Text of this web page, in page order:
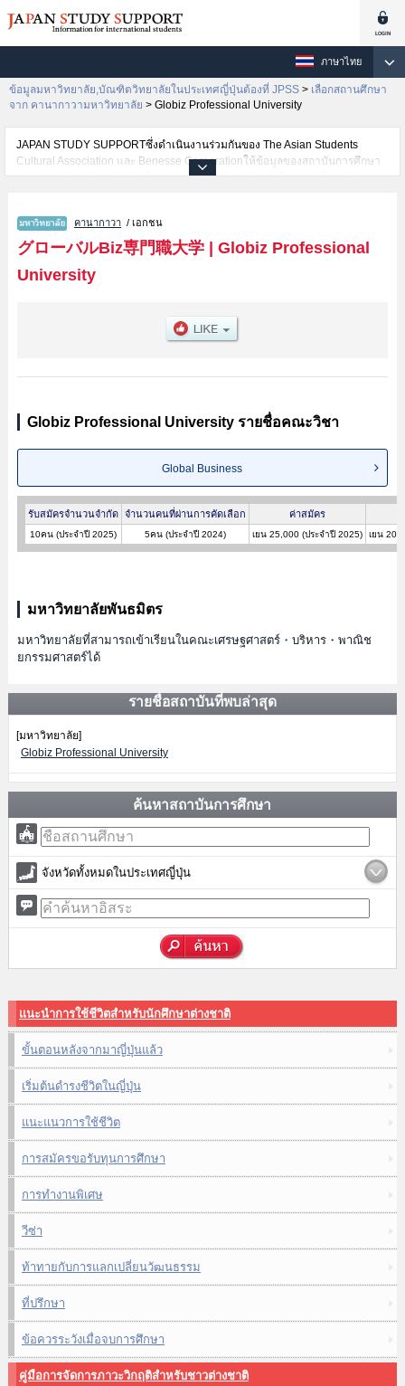
ภาษาไทย
ข้อมูลมหาวิทยาลัย,บัณฑิตวิทยาลัยในประเทศญี่ปุ่นต้องที่ JPSS > เลือกสถานศึกษา
จาก คานากาวามหาวิทยาลัย > Globiz Professional University
JAPAN STUDY SUPPORTซึ่งดำเนินงานร่วมกันของ The Asian Students
Cultural Association และ Benesse Corporationให้ข้อมูลของสถาบันการศึกษา
ระดับมหาวิทยาลัย・บัณฑิตวิทยาลัย・วิทยาลัยระดับอนุปริญญา・วิทยาลัย
นักศึกษาต่างชาติเช่นข้อมูลของแต่ละคณะ,ข้อมูลการสอบคัดเลือกเข้าศึกษาเช่น
จำนวนคนที่รับสมัครหรือจำนวนคนที่ผ่านการสอบคัดเลือกเป็นต้น,แนะนำสถาน
ที่,การเดินทางเป็นต้นไว้ด้วยดังนั้นขอเชิญใช้บริการค้นหาข้อมูลตามอัธยาศัย
คานากาวา / เอกชน
グローバルBiz専門職大学| Globiz Professional
University
Globiz Professional University รายชื่อคณะวิชา
Global Business
รับสมัครจำนวนจำกัด จำนวนคนที่ผ่านการคัดเลือก ค่าสมัคร
10คน (ประจำปี 2025) 5คน (ประจำปี 2024) เยน 25,000 (ประจำปี 2025) เยน
มหาวิทยาลัยพันธมิตร
มหาวิทยาลัยที่สามารถเข้าเรียนในคณะเศรษฐศาสตร์・บริหาร・พาณิช
ยกรรมศาสตร์ได้
รายชื่อสถาบันที่พบล่าสุด
[มหาวิทยาลัย]
Globiz Professional University
ค้นหาสถาบันการศึกษา
จังหวัดทั้งหมดในประเทศญี่ปุ่น
แนะนำการใช้ชีวิตสำหรับนักศึกษาต่างชาติ
ขั้นตอนหลังจากมาญี่ปุ่นแล้ว
เริ่มต้นดำรงชีวิตในญี่ปุ่น
แนะแนวการใช้ชีวิต
การสมัครขอรับทุนการศึกษา
การทำงานพิเศษ
วีซ่า
ท้าทายกับการแลกเปลี่ยนวัฒนธรรม
ที่ปรึกษา
ข้อควรระวังเมื่อจบการศึกษา
คู่มือการจัดการภาวะวิกฤติสำหรับชาวต่างชาติ